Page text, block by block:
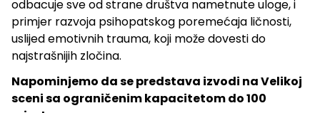
odbacuje sve od strane društva nametnute uloge, i
primjer razvoja psihopatskog poremećaja ličnosti,
uslijed emotivnih trauma, koji može dovesti do
najstrašnijih zločina.
Napominjemo da se predstava izvodi na Velikoj
sceni sa ograničenim kapacitetom do 100